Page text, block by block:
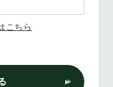
こちら